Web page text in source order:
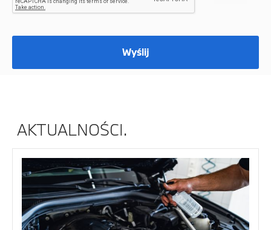
Wyślij
AKTUALNOŚCI.